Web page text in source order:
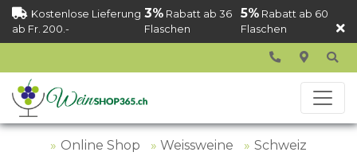
Kostenlose Lieferung
ab Fr. 200.-
3% Rabatt ab 36
Flaschen
5%Rabatt ab 60
Flaschen
Online Shop Weissweine
Schweiz